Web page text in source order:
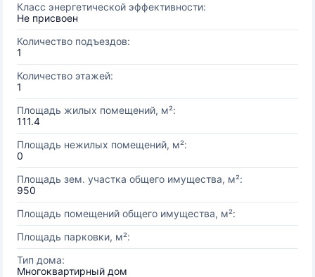
Класс энергетической эффективности:
Не присвоен
Количество подъездов:
1
Количество этажей:
1
Площадь жилых помещений, м²:
111.4
Площадь нежилых помещений, м²:
0
Площадь зем. участка общего имущества, м²:
950
Площадь помещений общего имущества, м²:
Площадь парковки, м²:
Тип дома:
Многоквартирный дом